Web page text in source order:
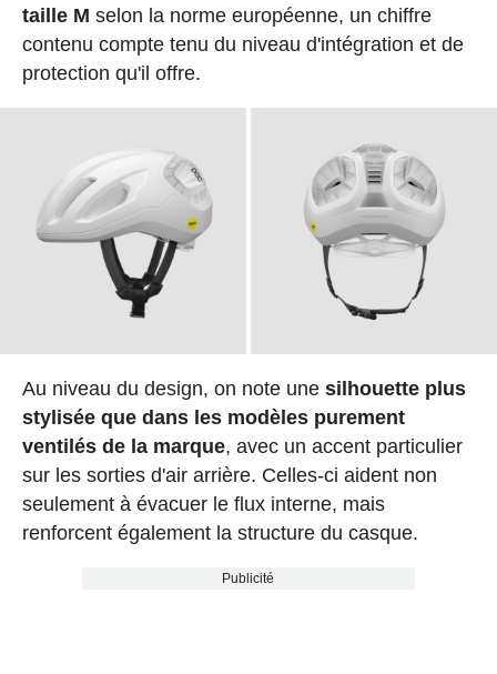
taille M selon la norme européenne, un chiffre
contenu compte tenu du niveau d'intégration et de
protection qu'il offre.
Au niveau du design, on note une silhouette plus
stylisée que dans les modèles purement
ventilés de la marque, avec un accent particulier
sur les sorties d'air arrière. Celles-ci aident non
seulement à évacuer le flux interne, mais
renforcent également la structure du casque.
Publicité